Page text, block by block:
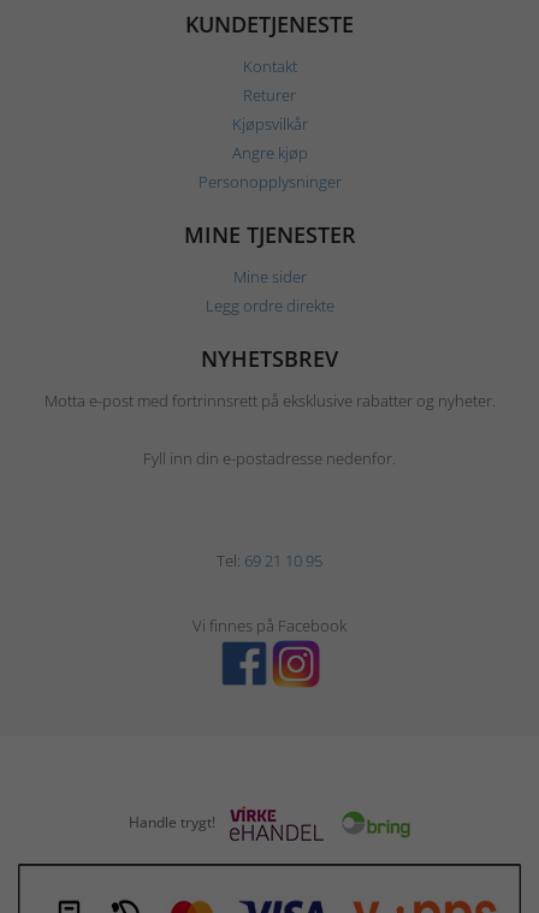
KUNDETJENESTE
Kontakt
Returer
Kjøpsvilkår
Angre kjøp
Personopplysninger
MINE TJENESTER
Mine sider
Legg ordre direkte
NYHETSBREV
Motta e-post med fortrinnsrett på eksklusive rabatter og nyheter.
Fyll inn din e-postadresse nedenfor.
Tel: 69 21 10 95
Vi finnes på Facebook
Handle trygt!